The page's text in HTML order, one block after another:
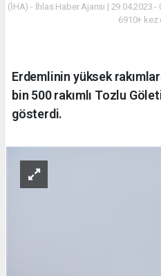
(İHA) - İhlas Haber Ajansı | 29.04.2023
6910+ kez
Erdemlinin yüksek
bin 500 rakımlı Tozlu
gösterdi.